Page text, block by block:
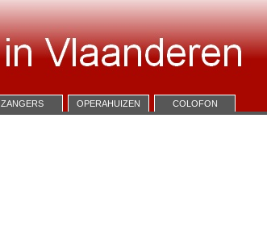
ZANGERS OPERAHUIZEN COLOFON